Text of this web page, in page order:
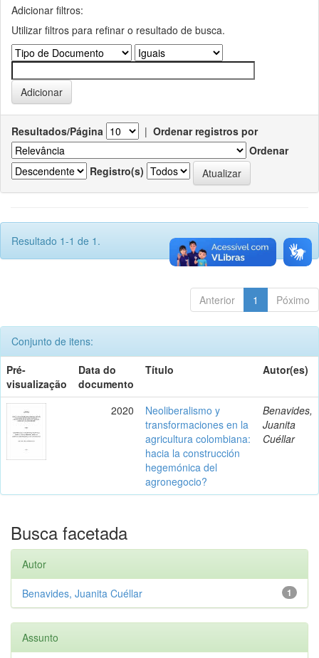
Adicionar filtros:
Utilizar filtros para refinar o resultado de busca.
Resultados/Página | Ordenar registros por
Ordenar
Registro(s)
Resultado 1-1 de 1.
Anterior 1 Póximo
Conjunto de itens:
Pré-
visualização
Data do
documento
Título Autor(es)
2020
Neoliberalismo y
transformaciones en la
agricultura colombiana:
hacia la construcción
hegemónica del
agronegocio?
Benavides,
Juanita
Cuéllar
Busca facetada
Autor
1
Benavides, Juanita Cuéllar
Assunto